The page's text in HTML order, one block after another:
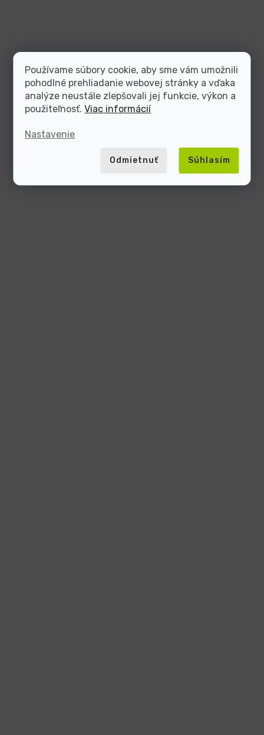
Používame súbory cookie, aby sme vám umožnili
pohodlné prehliadanie webovej stránky a vďaka
analýze neustále zlepšovali jej funkcie, výkon a
použiteľnosť.Viac informácií
Nastavenie
Odmietnuť Súhlasím